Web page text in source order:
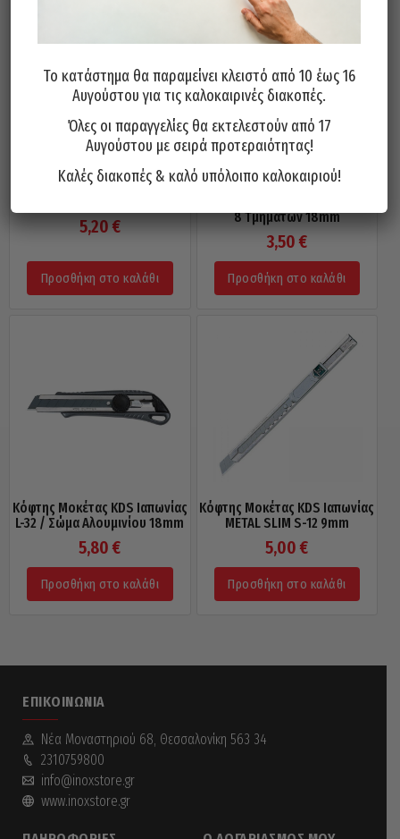
Κόφτης Μοκέτας KDS Ιαπωνίας
5,20€
Προσθήκη στο καλάθι
Λάμες Ανταλλακτικές KDS
8 Τμημάτων 18mm
3,50€
Προσθήκη στο καλάθι
Κόφτης Μοκέτας KDS Ιαπωνίας
L-32 / Σώμα Αλουμινίου 18mm
5,80€
Προσθήκη στο καλάθι
Κόφτης Μοκέτας KDS Ιαπωνίας
METAL SLIM S-12 9mm
5,00€
Προσθήκη στο καλάθι
ΕΠΙΚΟΙΝΩΝΊΑ
Νέα Mοναστηριού 68, Θεσσαλονίκη 563 34
2310759800
info@inoxstore.gr
www.inoxstore.gr
Το κατάστημα θα παραμείνει κλειστό από 10 έως 16
Αυγούστου για τις καλοκαιρινές διακοπές.
Όλες οι παραγγελίες θα εκτελεστούν από 17
Αυγούστου με σειρά προτεραιότητας!
Καλές διακοπές & καλό υπόλοιπο καλοκαιριού!